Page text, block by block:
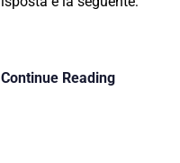
Continue Reading